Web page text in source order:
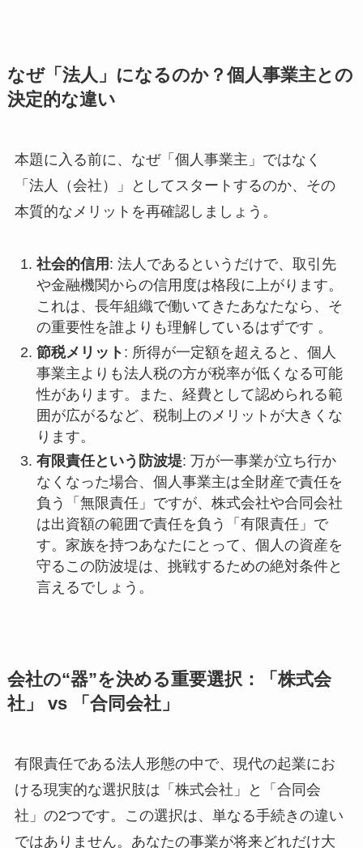
なぜ「法人」になるのか？個人事業主との
決定的な違い
本題に入る前に、なぜ「個人事業主」ではなく
「法人（会社）」としてスタートするのか、その
本質的なメリットを再確認しましょう。
社会的信用 : 法人であるというだけで、取引先
や金融機関からの信用度は格段に上がります。
これは、長年組織で働いてきたあなたなら、そ
の重要性を誰よりも理解しているはずです 。
節税メリット : 所得が一定額を超えると、個人
事業主よりも法人税の方が税率が低くなる可能
性があります。また、経費として認められる範
囲が広がるなど、税制上のメリットが大きくな
ります。
有限責任という防波堤: 万が一事業が立ち行か
なくなった場合、個人事業主は全財産で責任を
負う「無限責任」ですが、株式会社や合同会社
は出資額の範囲で責任を負う「有限責任」で
す。家族を持つあなたにとって、個人の資産を
守るこの防波堤は、挑戦するための絶対条件と
言えるでしょう。
会社の“器”を決める重要選択：「株式会
社」 vs 「合同会社」
有限責任である法人形態の中で、現代の起業にお
ける現実的な選択肢は「株式会社」と「合同会
社」の2つです。この選択は、単なる手続きの違い
ではありません。あなたの事業が将来どれだけ大